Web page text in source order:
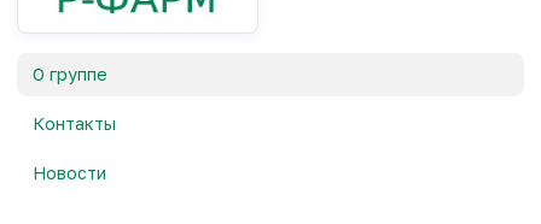
О группе
Контакты
Новости